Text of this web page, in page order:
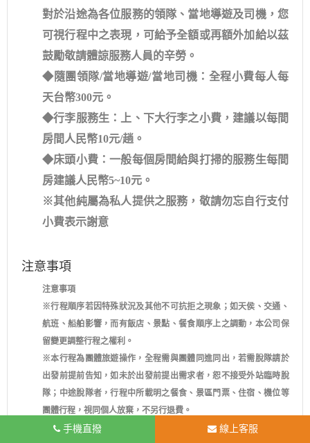
對於沿途為各位服務的領隊、當地導遊及司機，您
可視行程中之表現，可給予全額或再額外加給以茲
鼓勵敬請體諒服務人員的辛勞。
◆隨團領隊/當地導遊/當地司機：全程小費每人每
天台幣300元。
◆行李服務生：上、下大行李之小費，建議以每間
房間人民幣10元/趟。
◆床頭小費：一般每個房間給與打掃的服務生每間
房建議人民幣5~10元。
※其他純屬為私人提供之服務，敬請勿忘自行支付
小費表示謝意
注意事項
注意事項
※行程順序若因特殊狀況及其他不可抗拒之現象；如天侯、交通、
航班、船舶影響，而有飯店、景點、餐食順序上之調動，本公司保
留變更調整行程之權利。
※本行程為團體旅遊操作，全程需與團體同進同出，若需脫隊請於
出發前提前告知，如未於出發前提出需求者，恕不接受外站臨時脫
隊；中途脫隊者，行程中所載明之餐食、景區門票、住宿、機位等
團體行程，視同個人放棄，不另行退費。
※團體機票一經開票無退票價值，故於開票後或當日臨時取消出發
手機直撥 線上客服